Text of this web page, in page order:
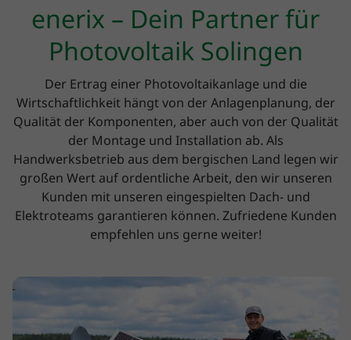
enerix – Dein Partner für
Photovoltaik Solingen
Der Ertrag einer Photovoltaikanlage und die
Wirtschaftlichkeit hängt von der Anlagenplanung, der
Qualität der Komponenten, aber auch von der Qualität
der Montage und Installation ab. Als
Handwerksbetrieb aus dem bergischen Land legen wir
großen Wert auf ordentliche Arbeit, den wir unseren
Kunden mit unseren eingespielten Dach- und
Elektroteams garantieren können. Zufriedene Kunden
empfehlen uns gerne weiter!